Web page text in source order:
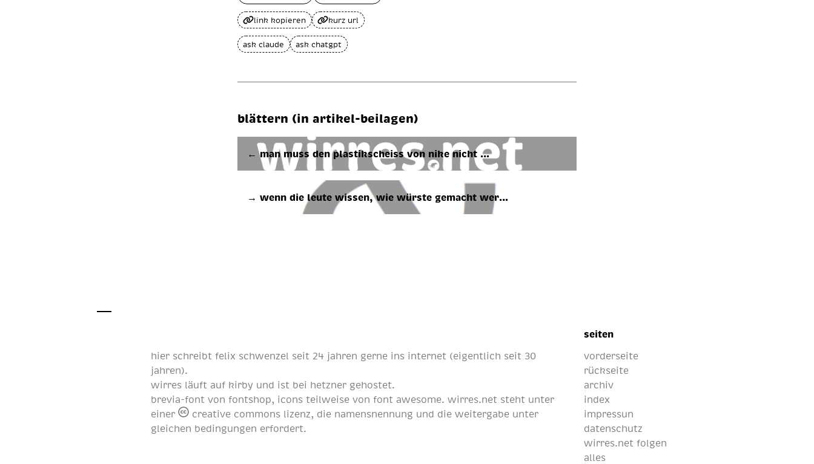
link kopieren kurz url
ask claude ask chatgpt
blättern (in artikel-beilagen)
← man muss den plas­tik­scheiss von nike nicht …
→ wenn die leute wissen, wie würste gemacht wer…
hier schreibtfelix schwenzel seit 24 jahren gerne ins internet (eigentlich seit 30
jahren).
wirres läuft auf kirby und ist bei hetzner gehostet.
brevia-font vonfontshop , icons teilweise vonfont awesome . wirres.net steht unter
einer
creative commons lizenz , die namensnennung und die weitergabe unter
gleichen bedingungen erfordert.
seiten
vorderseite
rückseite
archiv
index
impressun
datenschutz
wirres.net folgen
alles